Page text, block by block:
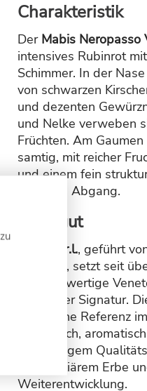
Charakteristik
Der Mabis Neropasso
intensives Rubinrot
Schimmer. In der
von schwarzen
und dezenten
und Nelke verweben
Früchten. Am
samtig, mit reicher
und einem fein
robusten Abgang.
Weingut
Mabis s.r.l., geführt
Biscardo, setzt seit
auf hochwertige
regionaler Signatur.
heute eine Referenz
zugänglich,
beständigem
auf familiärem Erbe
Weiterentwicklung.